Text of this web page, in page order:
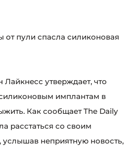
пули спасла силиконовая
утверждает, что
имплантам в
Как сообщает The Daily
расстаться со своим
услышав неприятную новость,